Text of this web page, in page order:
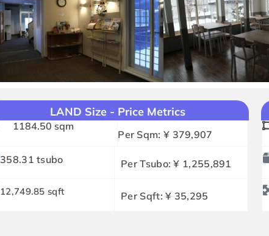
LAND Size - Price Metrics
1184.50 sqm
Per Sqm: ¥ 379,907
358.31 tsubo Per Tsubo: ¥ 1,255,891
12,749.85 sqft Per Sqft: ¥ 35,295